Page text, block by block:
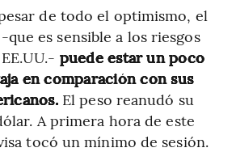
de todo el optimismo, el
-que es sensible a los riesgos
puede estar un poco
en comparación con sus
El peso reanudó su
A primera hora de este
tocó un mínimo de sesión.